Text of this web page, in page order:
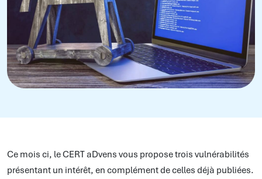
Ce mois ci, le CERT aDvens vous propose trois vulnérabilités
présentant un intérêt, en complément de celles déjà publiées.